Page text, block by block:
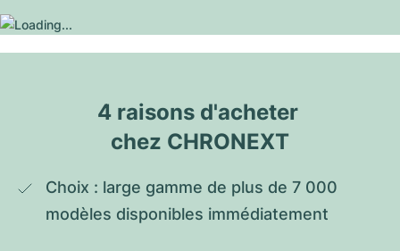
4 raisons d'acheter
chez CHRONEXT
Choix : large gamme de plus de 7 000
modèles disponibles immédiatement